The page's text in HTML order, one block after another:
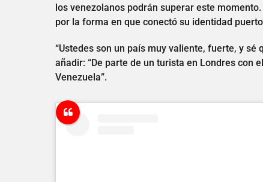
los venezolanos podrán superar este
por la forma en que conectó su identidad
“Ustedes son un país muy valiente, fuerte, y sé
añadir: “De parte de un turista en Londres con
Venezuela”.